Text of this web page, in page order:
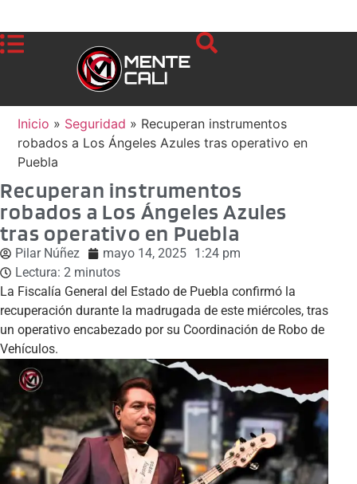
Inicio » Seguridad » Recuperan instrumentos
robados a Los Ángeles Azules tras operativo en
Puebla
Recuperan instrumentos
robados a Los Ángeles Azules
tras operativo en Puebla
Pilar Núñez mayo 14, 2025 1:24 pm
Lectura: 2 minutos
La Fiscalía General del Estado de Puebla confirmó la
recuperación durante la madrugada de este miércoles, tras
un operativo encabezado por su Coordinación de Robo de
Vehículos.